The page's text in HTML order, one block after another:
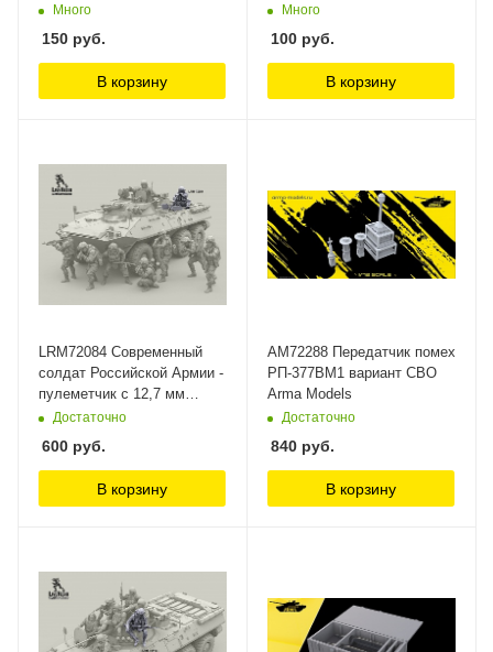
Много
150 руб.
В корзину
Много
100 руб.
В корзину
LRM72084 Современный
солдат Российской Армии -
пулеметчик с 12,7 мм
пулеметом Корд на сошках
Достаточно
600 руб.
В корзину
AM72288 Передатчик помех
РП-377ВМ1 вариант СВО
Arma Models
Достаточно
840 руб.
В корзину